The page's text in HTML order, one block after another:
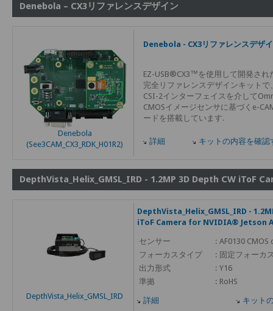
Denebola – CX3リファレンスデザイン
Denebola
(See3CAM_CX3_RDK_H01R2)
Denebola - CX3リファレンスデザ
EZ-USB®CX3™を使用して開発され
完全リファレンスデザインキット
CSI-2インターフェイスを介して
CMOSイメージセンサに基づくe-
ードを搭載しています.
詳細 キットの内容を確認
DepthVista_Helix_GMSL_IRD - 1.2MP 3D Depth CW
DepthVista_Helix_GMSL_IRD
DepthVista_Helix_GMSL_IRD -
iToF Camera for NVIDIA® Jetson
センサー : AF0130
フォーカスタイプ
: 固定フォーカ
出力形式
: Y16
準拠
: RoHS
詳細 キット